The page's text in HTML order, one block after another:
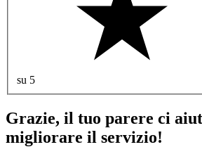
su 5
Grazie, il tuo parere ci
migliorare il servizio!